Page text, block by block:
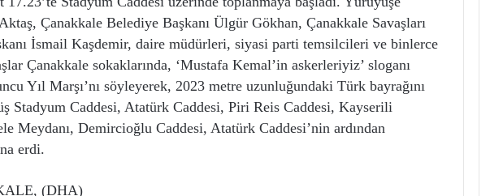
Çanakkale Belediye Başkanı Ülgür Gökhan, Çanakkale Savaşları
İsmail Kaşdemir, daire müdürleri, siyasi parti temsilcileri ve binlerce
Çanakkale sokaklarında, ‘Mustafa Kemal’in askerleriyiz’ sloganı
Yıl Marşı’nı söyleyerek, 2023 metre uzunluğundaki Türk bayrağını
Stadyum Caddesi, Atatürk Caddesi, Piri Reis Caddesi, Kayserili
Meydanı, Demircioğlu Caddesi, Atatürk Caddesi’nin ardından
erdi.
(DHA)